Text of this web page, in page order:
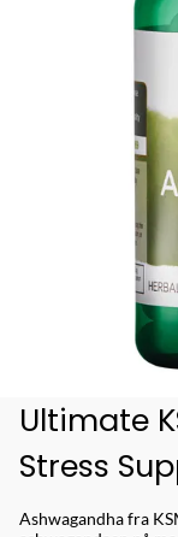
Ultimate
Stress
Ashwagandha fra